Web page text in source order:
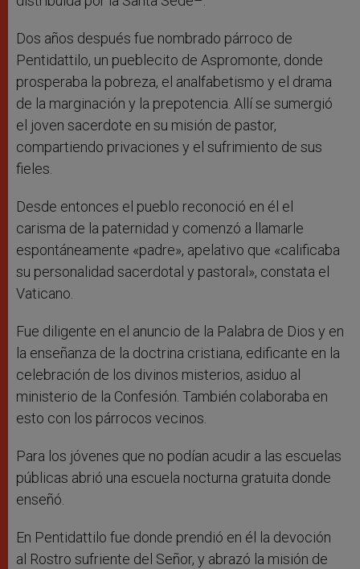
Dos años después fue nombrado párroco de
Pentidattilo, un pueblecito de Aspromonte, donde
prosperaba la pobreza, el analfabetismo y el drama
de la marginación y la prepotencia. Allí se sumergió
el joven sacerdote en su misión de pastor,
compartiendo privaciones y el sufrimiento de sus
fieles.
Desde entonces el pueblo reconoció en él el
carisma de la paternidad y comenzó a llamarle
espontáneamente «padre», apelativo que «calificaba
su personalidad sacerdotal y pastoral», constata el
Vaticano.
Fue diligente en el anuncio de la Palabra de Dios y en
la enseñanza de la doctrina cristiana, edificante en la
celebración de los divinos misterios, asiduo al
ministerio de la Confesión. También colaboraba en
esto con los párrocos vecinos.
Para los jóvenes que no podían acudir a las escuelas
públicas abrió una escuela nocturna gratuita donde
enseñó.
En Pentidattilo fue donde prendió en él la devoción
al Rostro sufriente del Señor, y abrazó la misión de